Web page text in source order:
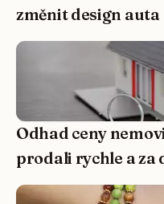
změnit design auta
Odhad ceny
prodali rychle a za